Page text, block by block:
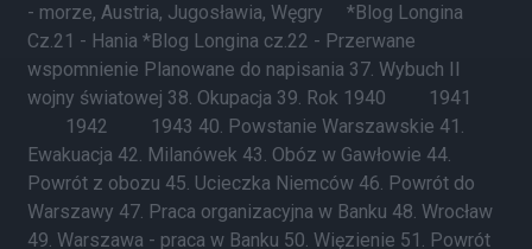
- morze, Austria, Jugosławia, Węgry *Blog Longina
Cz.21 - Hania *Blog Longina cz.22 - Przerwane
wspomnienie Planowane do napisania 37. Wybuch II
wojny światowej 38. Okupacja 39. Rok 1940 1941
1942 1943 40. Powstanie Warszawskie 41.
Ewakuacja 42. Milanówek 43. Obóz w Gawłowie 44.
Powrót z obozu 45. Ucieczka Niemców 46. Powrót do
Warszawy 47. Praca organizacyjna w Banku 48. Wrocław
49. Warszawa - praca w Banku 50. Więzienie 51. Powrót